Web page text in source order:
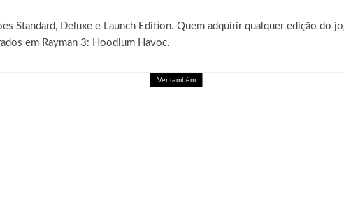
Standard, Deluxe e Launch Edition. Quem adquirir qualquer edição do
em Rayman 3: Hoodlum Havoc.
Ver também